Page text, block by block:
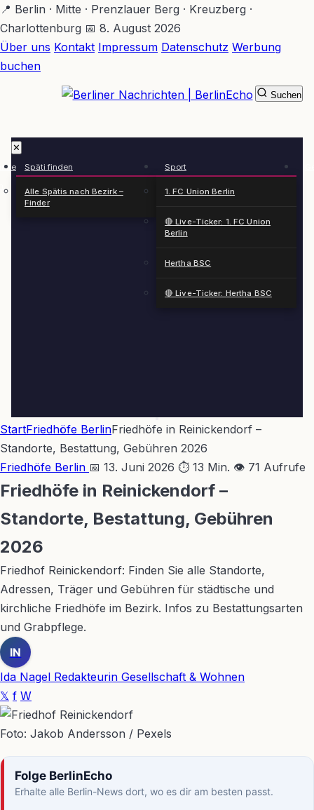
Zum
Hauptinhalt
springen
📍 Berlin · Mitte · Prenzlauer Berg · Kreuzberg ·
Charlottenburg 📅 8. August 2026
Über uns Kontakt Impressum Datenschutz Werbung
buchen
✕
Späti finden
Alle Spätis nach Bezirk –
Finder
Sport
1. FC Union Berlin
🔴 Live-Ticker: 1. FC Union
Berlin
Hertha BSC
🔴 Live-Ticker: Hertha BSC
Suchen
StartFriedhöfe BerlinFriedhöfe in Reinickendorf –
Standorte, Bestattung, Gebühren 2026
Friedhöfe Berlin 📅 13. Juni 2026 ⏱ 13 Min. 👁 71 Aufrufe
Friedhöfe in Reinickendorf –
Standorte, Bestattung, Gebühren
2026
Friedhof Reinickendorf: Finden Sie alle Standorte,
Adressen, Träger und Gebühren für städtische und
kirchliche Friedhöfe im Bezirk. Infos zu Bestattungsarten
und Grabpflege.
IN
Ida Nagel Redakteurin Gesellschaft & Wohnen
𝕏 f W
Foto: Jakob Andersson / Pexels
Folge BerlinEcho
Erhalte alle Berlin-News dort, wo es dir am besten passt.